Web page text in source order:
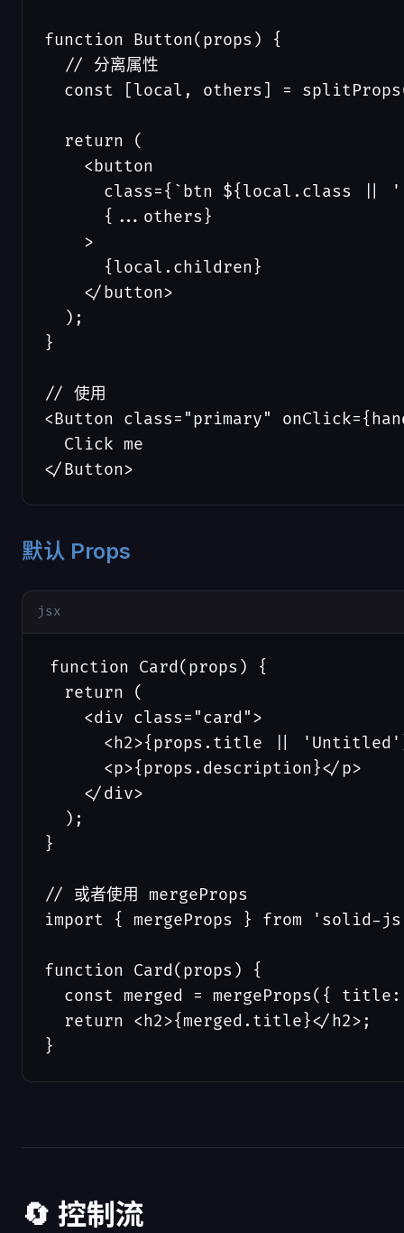
function Button(props) {
  // 分离属性
const [local, others] =
  return (
    <button
class={`btn ${local.class ||
      {...others}
    >
      {local.children}
    </button>
  );
}
// 使用
<Button class="primary"
  Click me
</Button>
默认 Props
jsx
function Card(props) {
  return (
    <div class="card">
<h2>{props.title ||
      <p>{props.description}</p>
    </div>
  );
}
// 或者使用 mergeProps
import { mergeProps } from 'solid-
function Card(props) {
const merged = mergeProps({
  return <h2>{merged.title}</h2>;
}
🔄 控制流